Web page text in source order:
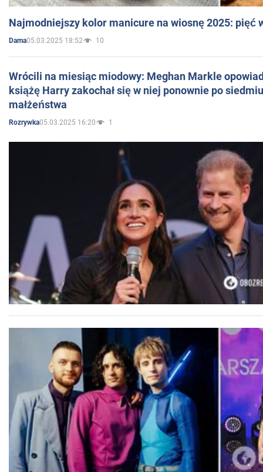
Najmodniejszy kolor manicure na wiosnę 2025: pięć
Dama05.03.2025 18:52 10
Wrócili na miesiąc miodowy: Meghan Markle
książę Harry zakochał się w niej ponownie po
małżeństwa
Rozrywka05.03.2025 16:20 1